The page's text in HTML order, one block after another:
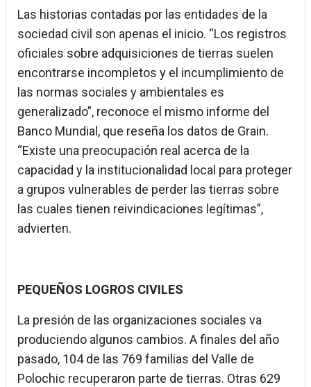
Las historias contadas por las entidades de la
sociedad civil son apenas el inicio. “Los registros
oficiales sobre adquisiciones de tierras suelen
encontrarse incompletos y el incumplimiento de
las normas sociales y ambientales es
generalizado”, reconoce el mismo informe del
Banco Mundial, que reseña los datos de Grain.
“Existe una preocupación real acerca de la
capacidad y la institucionalidad local para proteger
a grupos vulnerables de perder las tierras sobre
las cuales tienen reivindicaciones legítimas”,
advierten.
PEQUEÑOS LOGROS CIVILES
La presión de las organizaciones sociales va
produciendo algunos cambios. A finales del año
pasado, 104 de las 769 familias del Valle de
Polochic recuperaron parte de tierras. Otras 629